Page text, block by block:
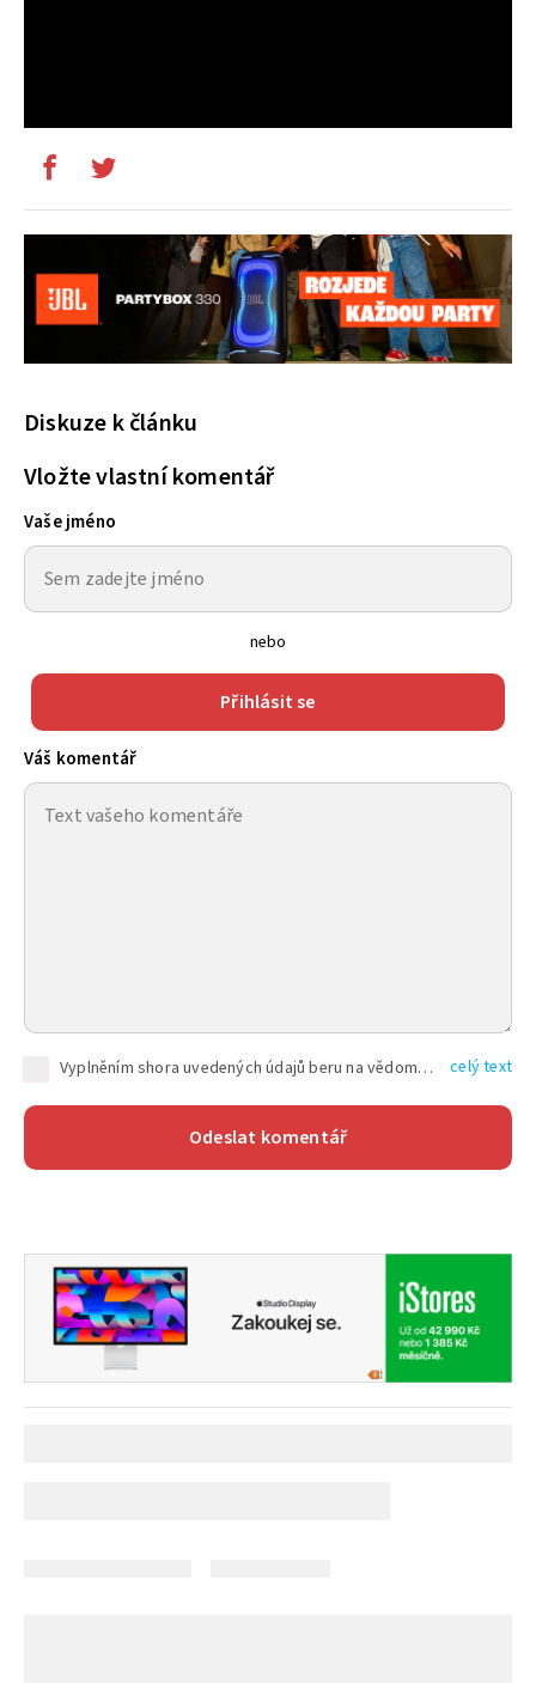
Diskuze k článku
Vložte vlastní komentář
Vaše jméno
nebo
Přihlásit se
Váš komentář
Vyplněním shora uvedených údajů beru na vědomí, že společnost TEXT FACTORY s.r.o., sídlem Brno, Durďákova 336/29, Černá Pole, PSČ: 613 00, IČ: 06157831, zapsané u Krajského soudu v Brně, oddíl C, vložka 100399, bude zpracovávat mé osobní údaje uvedené v rámci mnou vyplněného registračního formuláře na základě oprávněných zájmů TEXT FACTORY s.r.o. dle čl. 6 odst. 1 písm. f) GDPR a pro splnění právních povinností (čl. 6 odst. 1 písm. c) GDPR), a to pro tyto účely: nezbytnost zajistit oprávnění návštěvníka webových stránek provozovaných společností TEXT FACTORY s.r.o. přispívat aktivně ke zveřejněným článkům nebo v rámci diskusních fór a výkon práv TEXT FACTORY s.r.o. jako administrátora těchto diskusních fór. Více informací o zpracování osobních údajů a právech lze nalézt v celý text